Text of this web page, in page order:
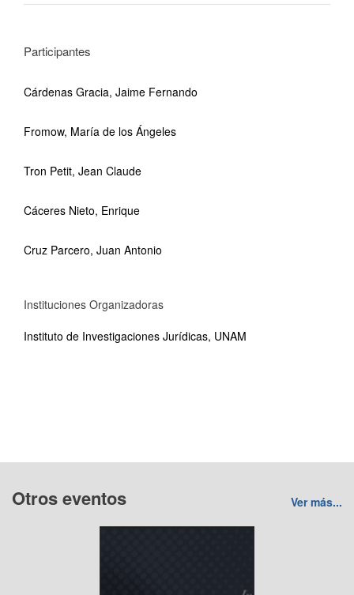
Participantes
Cárdenas Gracia, Jaime Fernando
Fromow, María de los Ángeles
Tron Petit, Jean Claude
Cáceres Nieto, Enrique
Cruz Parcero, Juan Antonio
Instituciones Organizadoras
Instituto de Investigaciones Jurídicas, UNAM
Otros eventos Ver más...